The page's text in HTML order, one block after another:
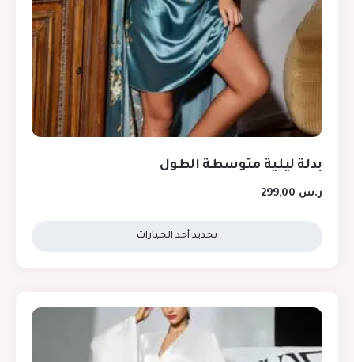
بدلة ليلية متوسطة الطول
ر.س
تحديد أحد الخيارات